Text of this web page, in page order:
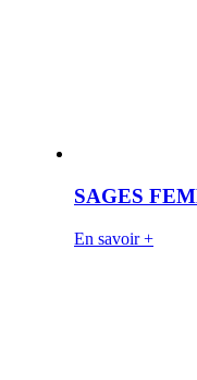
SAGES
En savoir +